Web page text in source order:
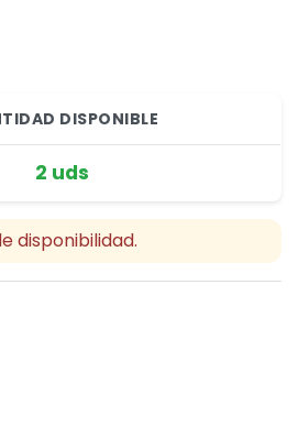
DISPONIBLE
2 uds
disponibilidad.